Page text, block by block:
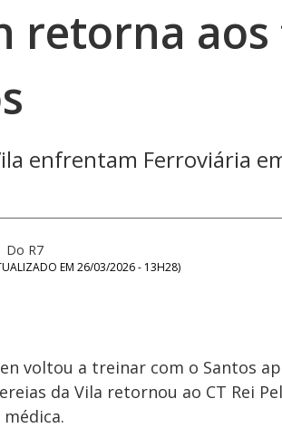
retorna
enfrentam Ferroviária
Do R7
EM 26/03/2026 - 13H28)
voltou a treinar com o Santos
da Vila retornou ao CT Rei